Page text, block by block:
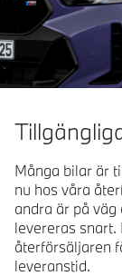
Många bilar är
nu hos våra
andra är på väg
levereras snart.
återförsäljaren
leveranstid.